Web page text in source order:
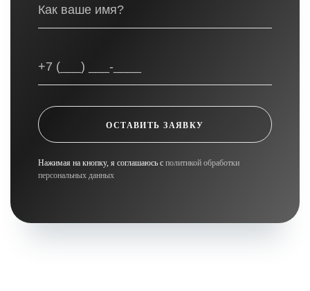
ОСТАВИТЬ ЗАЯВКУ
Нажимая на кнопку, я соглашаюсь с политикой обработки
персональных данных